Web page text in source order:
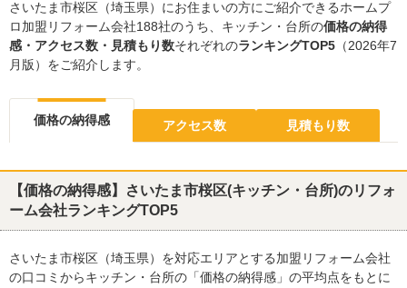
さいたま市桜区（埼玉県）にお住まいの方にご紹介できるホームプ
ロ加盟リフォーム会社188社のうち、キッチン・台所の価格の納得
感・アクセス数・見積もり数それぞれのランキングTOP5 （2026年7
月版）をご紹介します。
価格の納得感 アクセス数 見積もり数
【価格の納得感】さいたま市桜区(キッチン・台所)のリフォ
ーム会社ランキングTOP5
さいたま市桜区（埼玉県）を対応エリアとする加盟リフォーム会社
の口コミからキッチン・台所の「価格の納得感」の平均点をもとに